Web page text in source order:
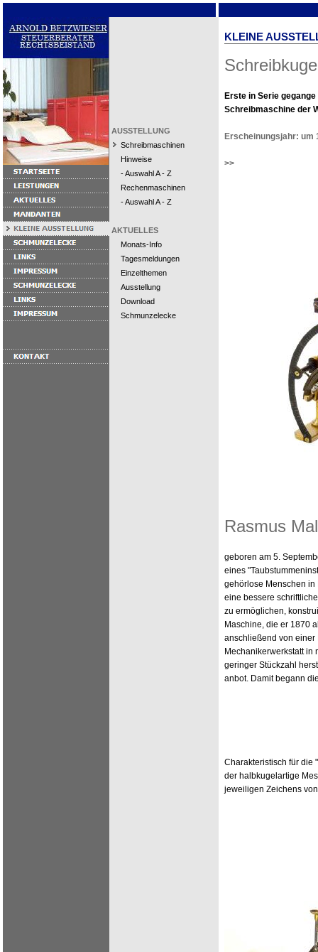
AUSSTELLUNG
Schreibmaschinen
Hinweise
- Auswahl A - Z
Rechenmaschinen
- Auswahl A - Z
AKTUELLES
Monats-Info
Tagesmeldungen
Einzelthemen
Ausstellung
Download
Schmunzelecke
KLEINE
Erste in Serie gegange
Schreibmaschine der
Erscheinungsjahr: um
>>
Rasmus
geboren am 5.
eines
gehörlose Menschen
eine bessere
zu ermöglichen,
Maschine, die er 1870
anschließend von einer
Mechanikerwerkstatt in
geringer Stückzahl
anbot. Damit begann
Charakteristisch für die
der halbkugelartige
jeweiligen Zeichens